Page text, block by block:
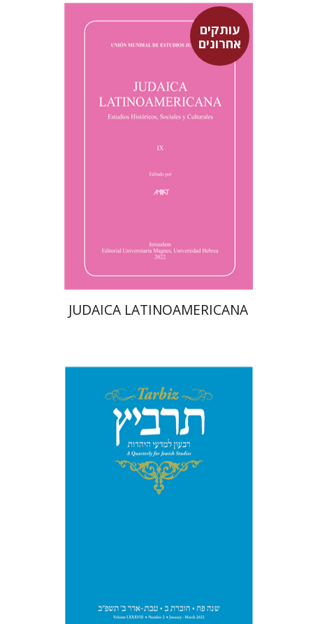
עותקים
אחרונים
סבסטיאן קלור
מרגלית בז'רנו
פולט קרשונוביץ שוסטר
פלורינדה פ.
$61
JUDAICA LATINOAMERICANA
שלמה נאה שרית שלו-עיני
משה הלברטל
$29
$26